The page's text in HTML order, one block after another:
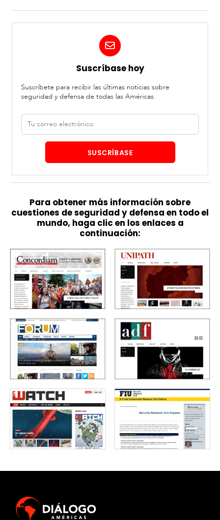
Suscríbase hoy
Suscríbete para recibir las últimas noticias sobre
seguridad y defensa de todas las Américas.
Correo
electrónico
SUSCRÍBASE
Para obtener más información sobre
cuestiones de seguridad y defensa en todo el
mundo, haga clic en los enlaces a
continuación: